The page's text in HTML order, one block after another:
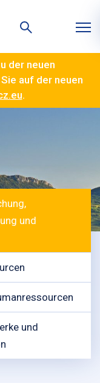
der neuen
auf der neuen
.
und
und